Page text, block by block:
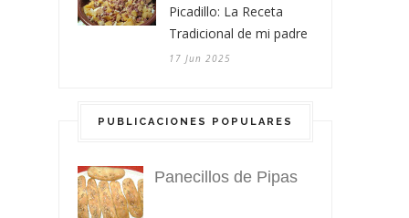
Picadillo: La Receta
Tradicional de mi padre
17 Jun 2025
PUBLICACIONES POPULARES
Panecillos de Pipas